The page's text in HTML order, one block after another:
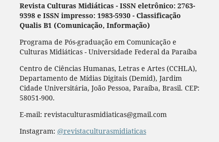
Revista Culturas Midiáticas - ISSN eletrônico: 2763-
9398 e ISSN impresso: 1983-5930 - Classificação
Qualis B1 (Comunicação, Informação)
Programa de Pós-graduação em Comunicação e
Culturas Midiáticas - Universidade Federal da Paraíba
Centro de Ciências Humanas, Letras e Artes (CCHLA),
Departamento de Mídias Digitais (Demid), Jardim
Cidade Universitária, João Pessoa, Paraíba, Brasil. CEP:
58051-900.
E-mail: revistaculturasmidiaticas@gmail.com
Instagram: @revistaculturasmidiaticas